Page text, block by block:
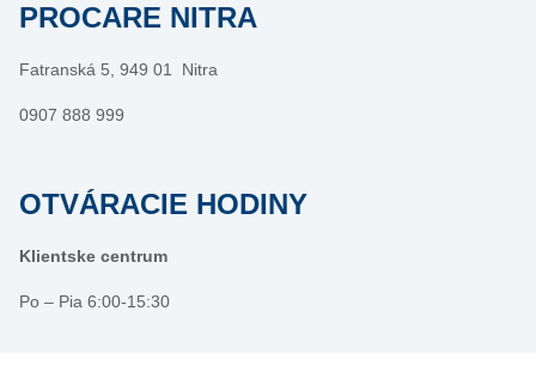
PROCARE NITRA
Fatranská 5, 949 01 Nitra
0907 888 999
OTVÁRACIE HODINY
Klientske centrum
Po – Pia 6:00-15:30